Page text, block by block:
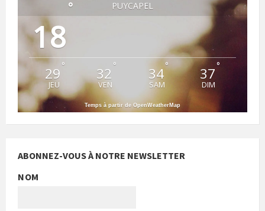
PUYCAPEL
18
°
29 °
JEU
32 °
VEN
34°
SAM
37°
DIM
Temps à partir de OpenWeatherMap
ABONNEZ-VOUS À NOTRE NEWSLETTER
NOM